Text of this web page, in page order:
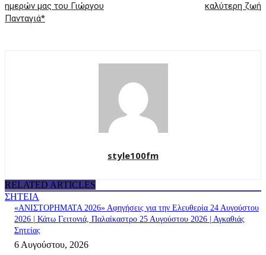
ημερών μας του Γιώργου
Πανταγιά*
καλύτερη ζωή
style100fm
RELATED ARTICLES
ΣΗΤΕΙΑ
«ΑΝΙΣΤΟΡΗΜΑΤΑ 2026» Αφηγήσεις για την Ελευθερία 24 Αυγούστου
2026 | Κάτω Γειτονιά, Παλαίκαστρο 25 Αυγούστου 2026 | Αγκαθιάς
Σητείας
6 Αυγούστου, 2026